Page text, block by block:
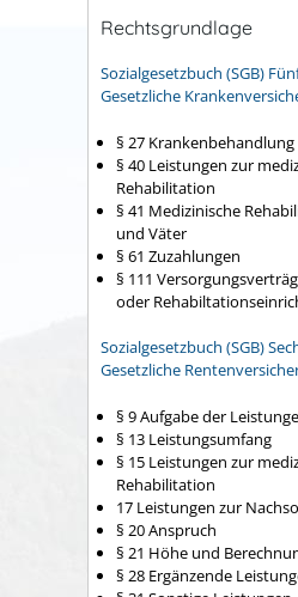
Rechtsgrundlage
Sozialgesetzbuch (SGB)
Gesetzliche
§ 27 Krankenbehandlung
§ 40 Leistungen zur
Rehabilitation
§ 41 Medizinische
und Väter
§ 61 Zuzahlungen
§ 111
oder
Sozialgesetzbuch (SGB)
Gesetzliche
§ 9 Aufgabe der
§ 13 Leistungsumfang
§ 15 Leistungen zur
Rehabilitation
17 Leistungen zur
§ 20 Anspruch
§ 21 Höhe und
§ 28 Ergänzende